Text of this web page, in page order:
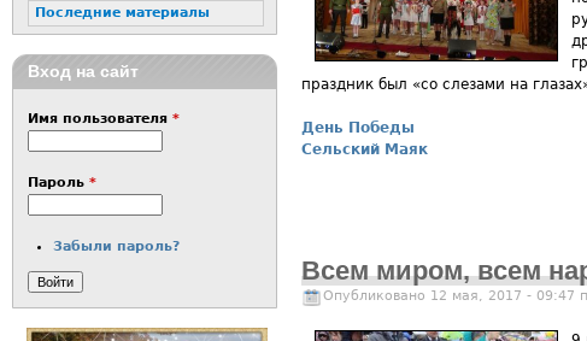
праздник был «со слезами на
День Победы
Сельский Маяк
Всем миром, всем
Опубликовано 12 мая, 2017 - 09:47
Последние материалы
Вход на сайт
Имя пользователя *
Пароль *
Забыли пароль?